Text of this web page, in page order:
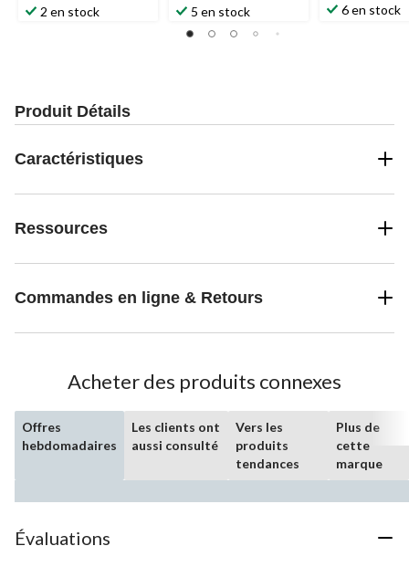
2 en stock 5 en stock 6 en stock
Produit Détails
Caractéristiques
Ressources
Commandes en ligne & Retours
Acheter des produits connexes
Offres
hebdomadaires
Les clients ont
aussi consulté
Vers les
produits
tendances
Plus de
cette
marque
Évaluations